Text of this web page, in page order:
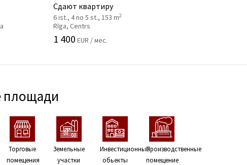
Сдают квартиру
6 ist., 4 no 5 st., 153 m2
Rīga, Centrs
1 400 EUR / мес.
площади
Торговые
помещения
Земельные
участки
Инвестиционные
обьекты
Производственные
помещение